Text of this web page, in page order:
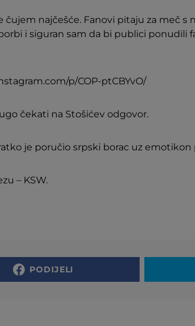
čujem najčešće. Fanovi pitaju za meč s
i siguran sam da bi publici ponudili
p/COP-ptCBYvO/
čekati na Stošićev odgovor.
je poručio srpski borac uz emotikon
– KSW.
PODIJELI